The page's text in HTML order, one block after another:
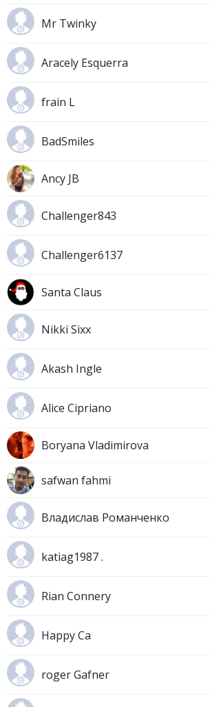
Mr Twinky
Aracely Esquerra
frain L
BadSmiles
Ancy JB
Challenger843
Challenger6137
Santa Claus
Nikki Sixx
Akash Ingle
Alice Cipriano
Boryana Vladimirova
safwan fahmi
Владислав Романченко
katiag1987 .
Rian Connery
Happy Ca
roger Gafner